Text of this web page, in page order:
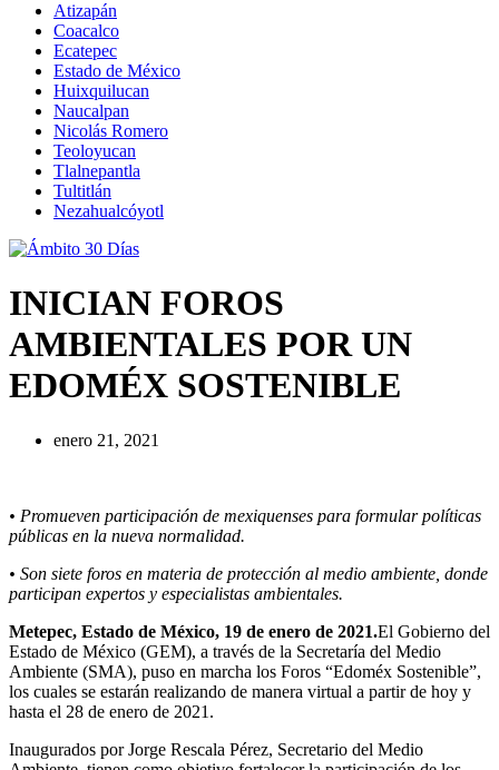
Atizapán
Coacalco
Ecatepec
Estado de México
Huixquilucan
Naucalpan
Nicolás Romero
Teoloyucan
Tlalnepantla
Tultitlán
Nezahualcóyotl
INICIAN FOROS
AMBIENTALES POR UN
EDOMÉX SOSTENIBLE
enero 21, 2021
• Promueven participación de mexiquenses para formular políticas
públicas en la nueva normalidad.
• Son siete foros en materia de protección al medio ambiente, donde
participan expertos y especialistas ambientales.
Metepec, Estado de México, 19 de enero de 2021.El Gobierno del
Estado de México (GEM), a través de la Secretaría del Medio
Ambiente (SMA), puso en marcha los Foros “Edoméx Sostenible”,
los cuales se estarán realizando de manera virtual a partir de hoy y
hasta el 28 de enero de 2021.
Inaugurados por Jorge Rescala Pérez, Secretario del Medio